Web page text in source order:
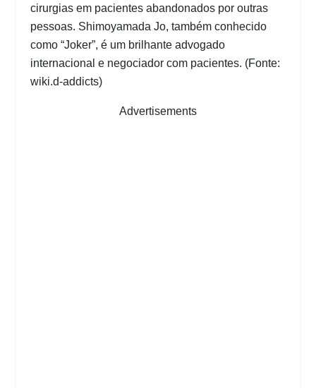
cirurgias em pacientes abandonados por outras
pessoas. Shimoyamada Jo, também conhecido
como “Joker”, é um brilhante advogado
internacional e negociador com pacientes. (Fonte:
wiki.d-addicts)
Advertisements